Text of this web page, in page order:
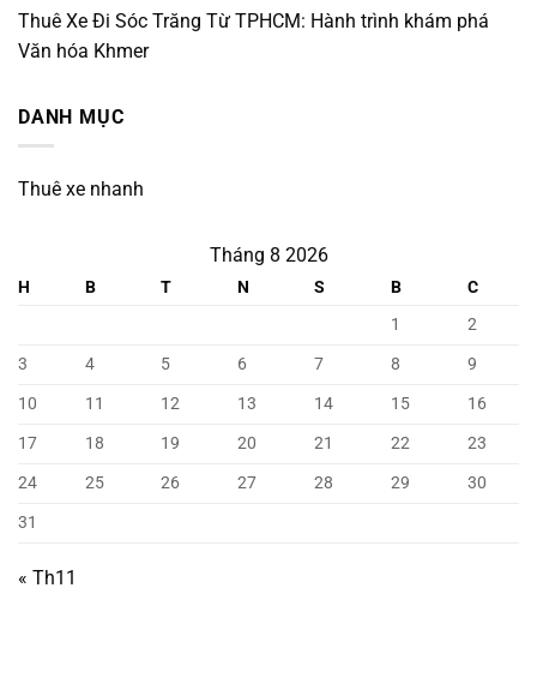
Thuê Xe Đi Sóc Trăng Từ TPHCM: Hành trình khám phá
Văn hóa Khmer
DANH MỤC
Thuê xe nhanh
Tháng 8 2026
H B T N S B
C
1
2
3
4 5 6 7 8
9
10
11 12 13 14 15
16
17
18 19 20 21 22
23
24
25 26 27 28 29
30
31
« Th11